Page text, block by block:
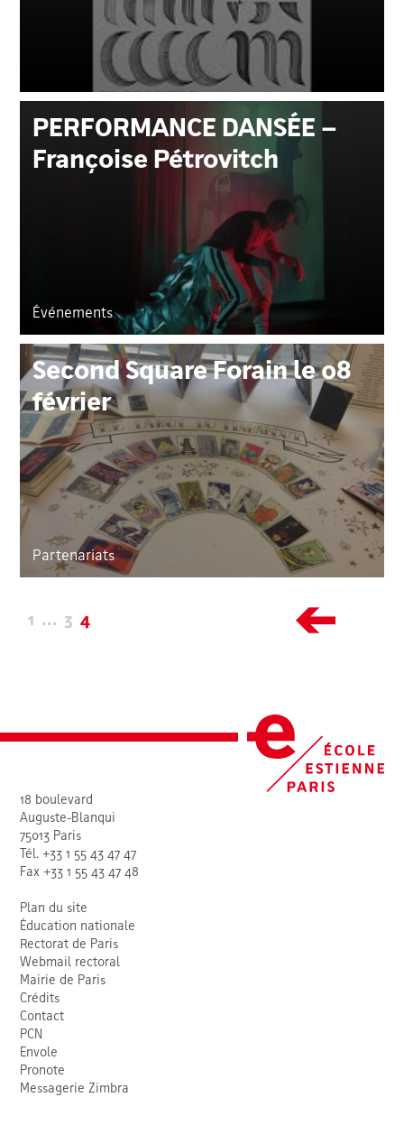
PERFORMANCE DANSÉE –
Françoise Pétrovitch
Événements
Second Square Forain le 08
février
Partenariats
1 … 3 4
18 boulevard
Auguste-Blanqui
75013 Paris
Tél. +33 1 55 43 47 47
Fax +33 1 55 43 47 48
Plan du site
Éducation nationale
Rectorat de Paris
Webmail rectoral
Mairie de Paris
Crédits
Contact
PCN
Envole
Pronote
Messagerie Zimbra